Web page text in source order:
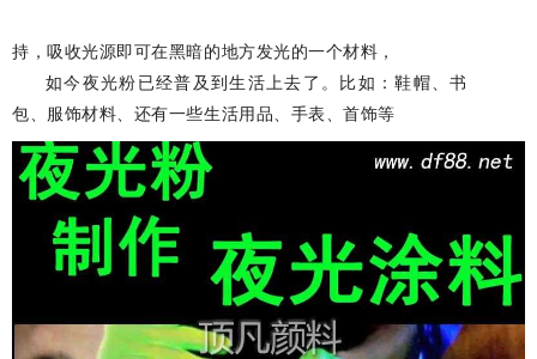
持，吸收光源即可在黑暗的地方发光的一个材料，
如今夜光粉已经普及到生活上去了。
比如：鞋帽、书
包、服饰材料、还有一些生活用品、手表、首饰等